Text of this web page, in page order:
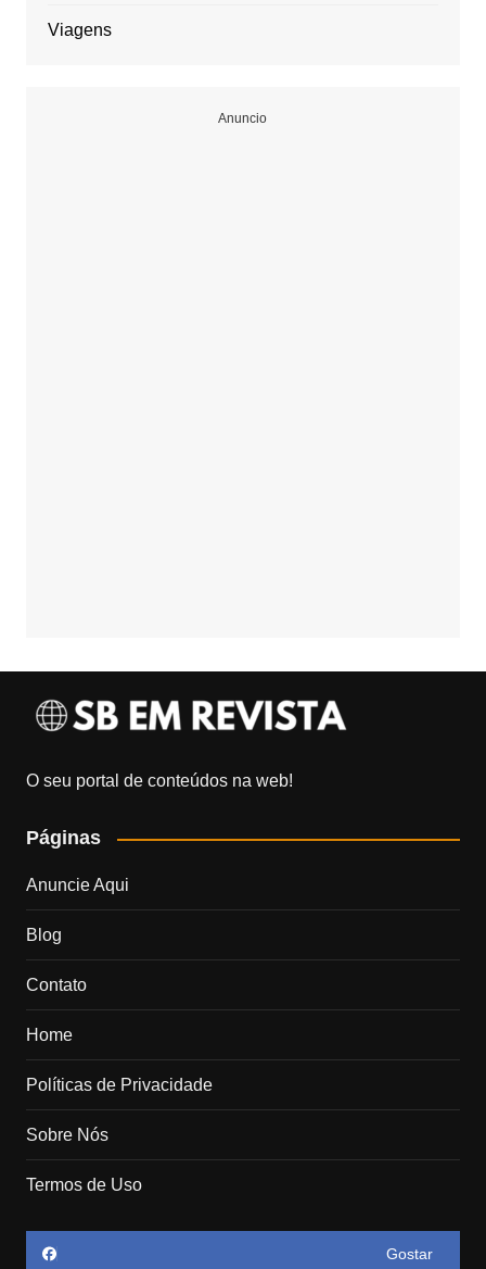
Viagens
Anuncio
O seu portal de conteúdos na web!
Páginas
Anuncie Aqui
Blog
Contato
Home
Políticas de Privacidade
Sobre Nós
Termos de Uso
Gostar